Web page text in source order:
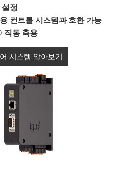
설정
컨트롤 시스템과 호환 가능
직동 축용
시스템 알아보기